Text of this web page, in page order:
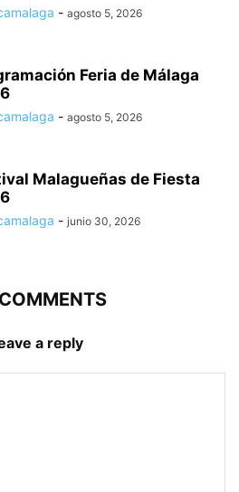
- agosto 5, 2026
Feria de Málaga
- agosto 5, 2026
Malagueñas de Fiesta
- junio 30, 2026
a reply